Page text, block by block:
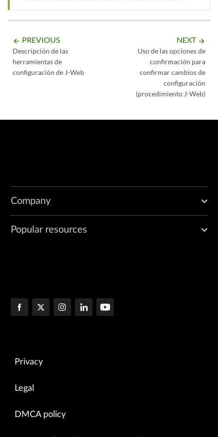
arrow_backward PREVIOUS
Descripción de las
herramientas de
configuración de J-Web
NEXT arrow_forward
Uso de las opciones de
confirmación para
confirmar cambios de
configuración
(procedimiento J-Web)
Company
Popular resources
Privacy
Legal
DMCA policy